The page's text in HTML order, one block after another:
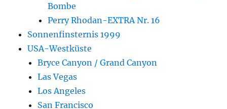
Bombe
Perry Rhodan-EXTRA Nr. 16
Sonnenfinsternis 1999
USA-Westküste
Bryce Canyon / Grand Canyon
Las Vegas
Los Angeles
San Francisco